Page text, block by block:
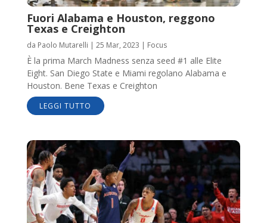
Fuori Alabama e Houston, reggono
Texas e Creighton
da Paolo Mutarelli | 25 Mar, 2023 | Focus
È la prima March Madness senza seed #1 alle Elite
Eight. San Diego State e Miami regolano Alabama e
Houston. Bene Texas e Creighton
LEGGI TUTTO